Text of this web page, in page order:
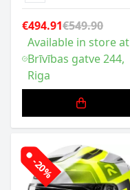
€494.91€549.90
Available in store at
Brīvības gatve 244,
Riga
-20%